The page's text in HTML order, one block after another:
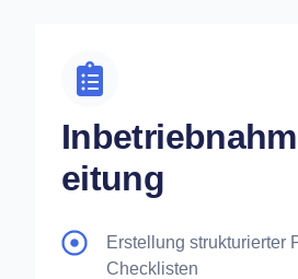
eitung
Erstellung strukturierter
Checklisten